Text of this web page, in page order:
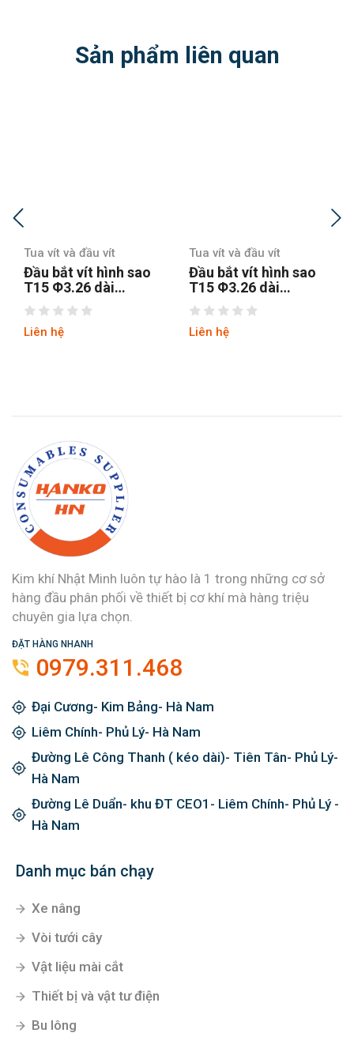
Sản phẩm liên quan
sao
Tua vít và đầu vít
Đầu bắt vít hình sao
T15 Φ3.26 dài
150MM chuôi lục
Tua vít và đầu vít
Đầu bắt vít hình
T20 Φ3.84 dài
100MM chuôi lục
thép S2
Kim khí Nhật Minh luôn tự hào là 1 trong những cơ sở
hàng đầu phân phối về thiết bị cơ khí mà hàng triệu
chuyên gia lựa chọn.
ĐẶT HÀNG NHANH
0979.311.468
Đại Cương- Kim Bảng- Hà Nam
Liêm Chính- Phủ Lý- Hà Nam
Đường Lê Công Thanh ( kéo dài)- Tiên Tân- Phủ Lý-
Hà Nam
Đường Lê Duẩn- khu ĐT CEO1- Liêm Chính- Phủ Lý -
Hà Nam
Danh mục bán chạy
Xe nâng
Vòi tưới cây
Vật liệu mài cắt
Thiết bị và vật tư điện
Bu lông